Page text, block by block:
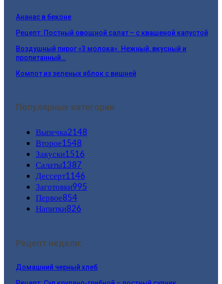
Ананас в беконе
Рецепт: Постный овощной салат – с квашеной капустой
Воздушный пирог «3 молока». Нежный, вкусный и
пропитанный…
Компот из зеленых яблок с вишней
Популярные категории
Выпечка2148
Второе1548
Закуски1516
Салаты1387
Дессерт1146
Заготовки995
Первое854
Напитки826
Рецепт недели:
Домашний черный хлеб